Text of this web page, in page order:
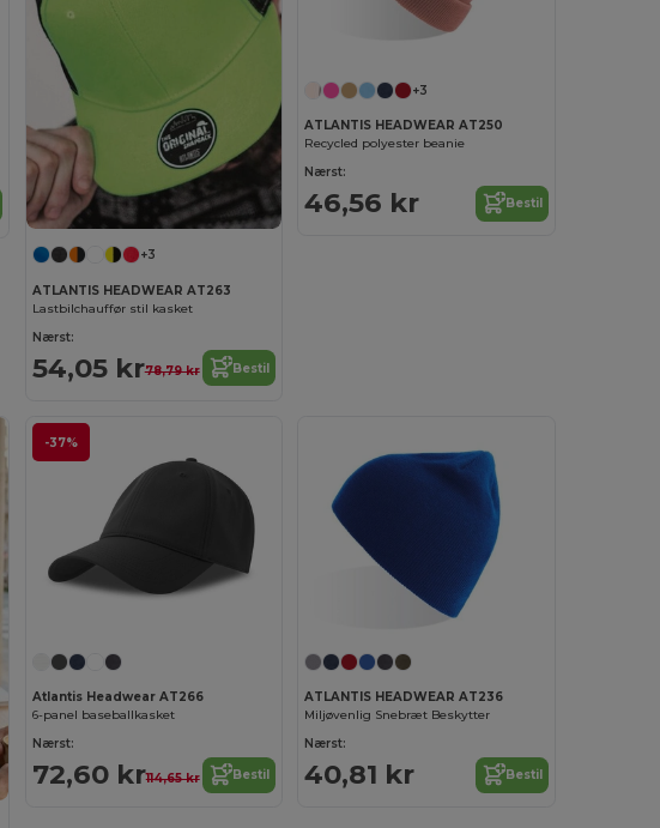
+3
ATLANTIS HEADWEAR AT263
Lastbilchauffør stil kasket
Nærst:
54,05 kr78,79 kr Bestil
+3
ATLANTIS HEADWEAR AT250
Recycled polyester beanie
Nærst:
46,56 kr Bestil
-37%
Atlantis Headwear AT266
6-panel baseballkasket
Nærst:
72,60 kr114,65 kr Bestil
ATLANTIS HEADWEAR AT236
Miljøvenlig Snebræt Beskytter
Nærst:
40,81 kr Bestil